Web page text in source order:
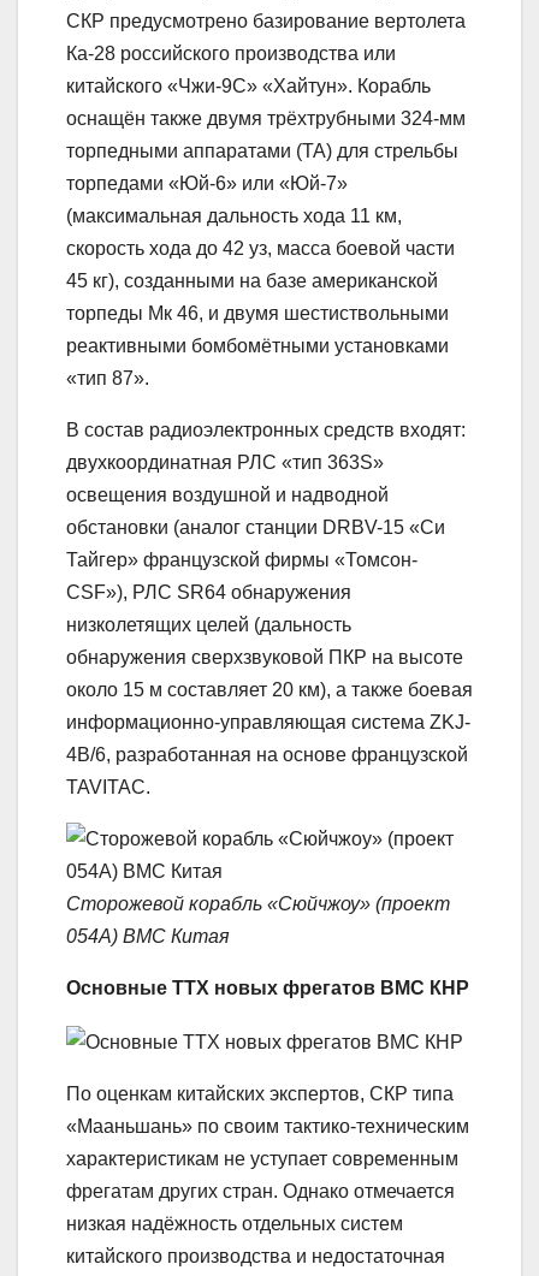
СКР предусмотрено базирование вертолета
Ка-28 российского производства или
китайского «Чжи-9С» «Хайтун». Корабль
оснащён также двумя трёхтрубными 324-мм
торпедными аппаратами (ТА) для стрельбы
торпедами «Юй-6» или «Юй-7»
(максимальная дальность хода 11 км,
скорость хода до 42 уз, масса боевой части
45 кг), созданными на базе американской
торпеды Мк 46, и двумя шестиствольными
реактивными бомбомётными установками
«тип 87».
В состав радиоэлектронных средств входят:
двухкоординатная РЛС «тип 363S»
освещения воздушной и надводной
обстановки (аналог станции DRBV-15 «Си
Тайгер» французской фирмы «Томсон-
CSF»), РЛС SR64 обнаружения
низколетящих целей (дальность
обнаружения сверхзвуковой ПКР на высоте
около 15 м составляет 20 км), а также боевая
информационно-управляющая система ZKJ-
4B/6, разработанная на основе французской
TAVITAC.
Сторожевой корабль «Сюйчжоу» (проект
054А) ВМС Китая
Основные ТТХ новых фрегатов ВМС КНР
По оценкам китайских экспертов, СКР типа
«Мааньшань» по своим тактико-техническим
характеристикам не уступает современным
фрегатам других стран. Однако отмечается
низкая надёжность отдельных систем
китайского производства и недостаточная